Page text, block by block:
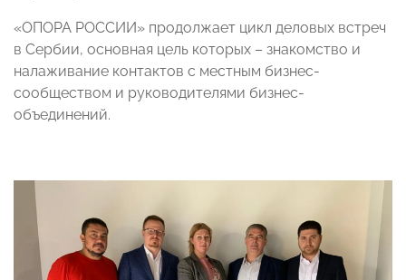
«ОПОРА РОССИИ» продолжает цикл деловых встреч
в Сербии, основная цель которых – знакомство и
налаживание контактов с местным бизнес-
сообществом и руководителями бизнес-
объединений.